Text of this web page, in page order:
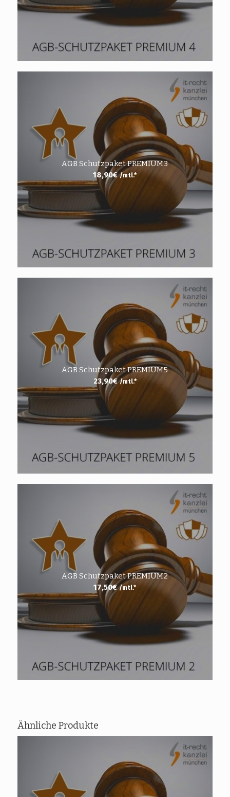
AGB Schutzpaket PREMIUM3
18,90€ /mtl.*
AGB Schutzpaket PREMIUM5
23,90€ /mtl.*
AGB Schutzpaket PREMIUM2
17,50€ /mtl.*
Ähnliche Produkte